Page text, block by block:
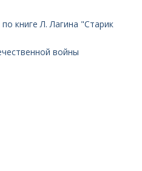
книге Л. Лагина "Старик
войны